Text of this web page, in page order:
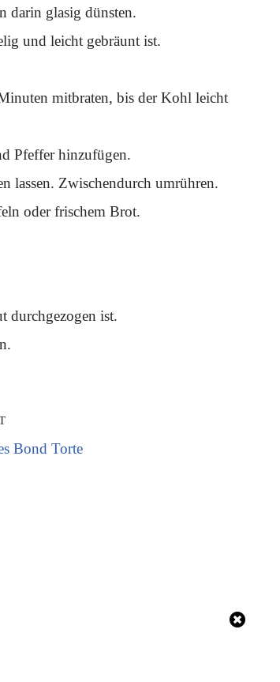
darin glasig dünsten.
und leicht gebräunt ist.
mitbraten, bis der Kohl leicht
Pfeffer hinzufügen.
lassen. Zwischendurch umrühren.
oder frischem Brot.
durchgezogen ist.
Bond Torte